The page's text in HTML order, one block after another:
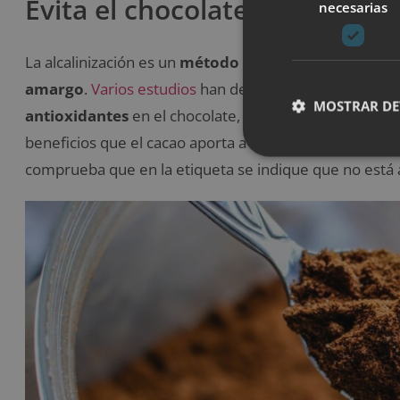
Evita el chocolate alcalinizado
La alcalinización es un método se utiliza para
amargo. Varios estudios han demostrado que este
antioxidantes en el chocolate, y por esta razón, se
beneficios que el cacao aporta a nuestro organismo.
comprueba que en la etiqueta se indique que no está
necesarias
MOSTRAR